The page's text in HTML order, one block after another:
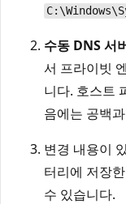
수동 DNS 서
서 프라이빗
니다. 호스트
음에는 공백
변경 내용이
터리에 저장
수 있습니다.